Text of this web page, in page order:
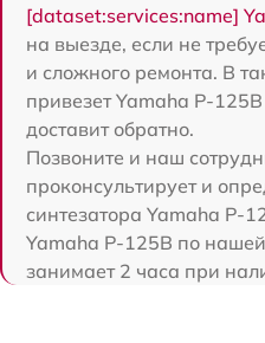
[dataset:services:name]
на выезде, если не
и сложного ремонта. В
привезет Yamaha P-
доставит обратно.
Позвоните и наш
проконсультирует и
синтезатора Yamaha P-
Yamaha P-125B по
занимает 2 часа при